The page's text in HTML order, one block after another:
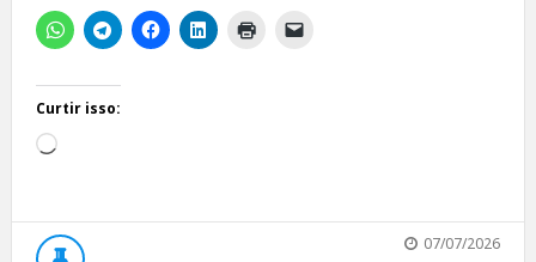
Curtir isso:
Carregando...
07/07/2026